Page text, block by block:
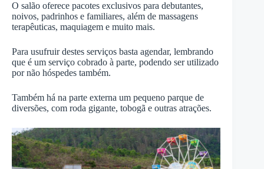
O salão oferece pacotes exclusivos para debutantes,
noivos, padrinhos e familiares, além de massagens
terapêuticas, maquiagem e muito mais.
Para usufruir destes serviços basta agendar, lembrando
que é um serviço cobrado à parte, podendo ser utilizado
por não hóspedes também.
Também há na parte externa um pequeno parque de
diversões, com roda gigante, tobogã e outras atrações.